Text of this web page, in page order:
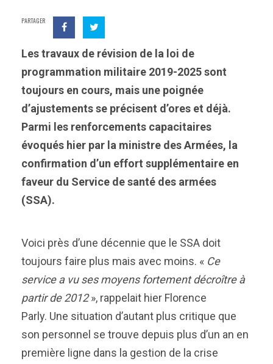
PARTAGER
Les travaux de révision de la loi de
programmation militaire 2019-2025 sont
toujours en cours, mais une poignée
d’ajustements se précisent d’ores et déjà.
Parmi les renforcements capacitaires
évoqués hier par la ministre des Armées, la
confirmation d’un effort supplémentaire en
faveur du Service de santé des armées
(SSA).
Voici près d’une décennie que le SSA doit
toujours faire plus mais avec moins. « Ce
service a vu ses moyens fortement décroître à
partir de 2012», rappelait hier Florence
Parly. Une situation d’autant plus critique que
son personnel se trouve depuis plus d’un an en
première ligne dans la gestion de la crise